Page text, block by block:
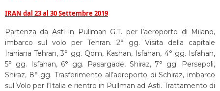
IRAN dal 23 al 30 Settembre 2019
Partenza da Asti in Pullman G.T. per l’aeroporto di Milano,
imbarco sul volo per Tehran. 2° gg. Visita della capitale
Iraniana Tehran, 3° gg. Qom, Kashan, Isfahan, 4° gg. Isfahan,
5° gg. Isfahan, 6° gg. Pasargade, Shiraz, 7° gg. Persepoli,
Shiraz, 8° gg. Trasferimento all’aeroporto di Schiraz, imbarco
sul Volo per l’Italia e rientro in Pullman ad Asti. Trattamento di